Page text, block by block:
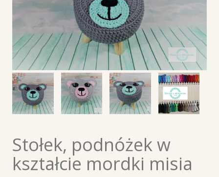
Stołek, podnóżek w
kształcie mordki misia